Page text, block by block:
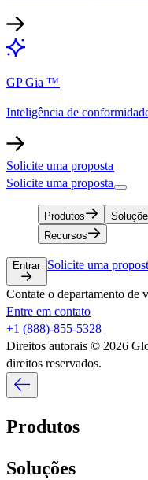
GP Gia ™​​
Inteligência de
Solicite uma proposta​​
Solicite uma proposta​​
Produtos​​
Recursos​​
Entrar​​ Solicite uma
Contate o departamento de
Entre em contato​​
+1 (888)-855-5328​​
Direitos autorais © 2026
direitos reservados.​​
Produtos​​
Soluções​​